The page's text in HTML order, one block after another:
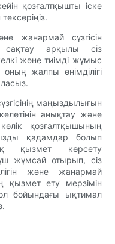
қозғалтқышты іске
жанармай сүзгісін
сақтау арқылы сіз
және тиімді жұмыс
жалпы өнімділігі
маңыздылығын
келетінін анықтау және
қозғалтқышының
қадамдар болып
қызмет көрсету
жұмсай отырып, сіз
және жанармай
қызмет ету мерзімін
бойындағы ықтимал